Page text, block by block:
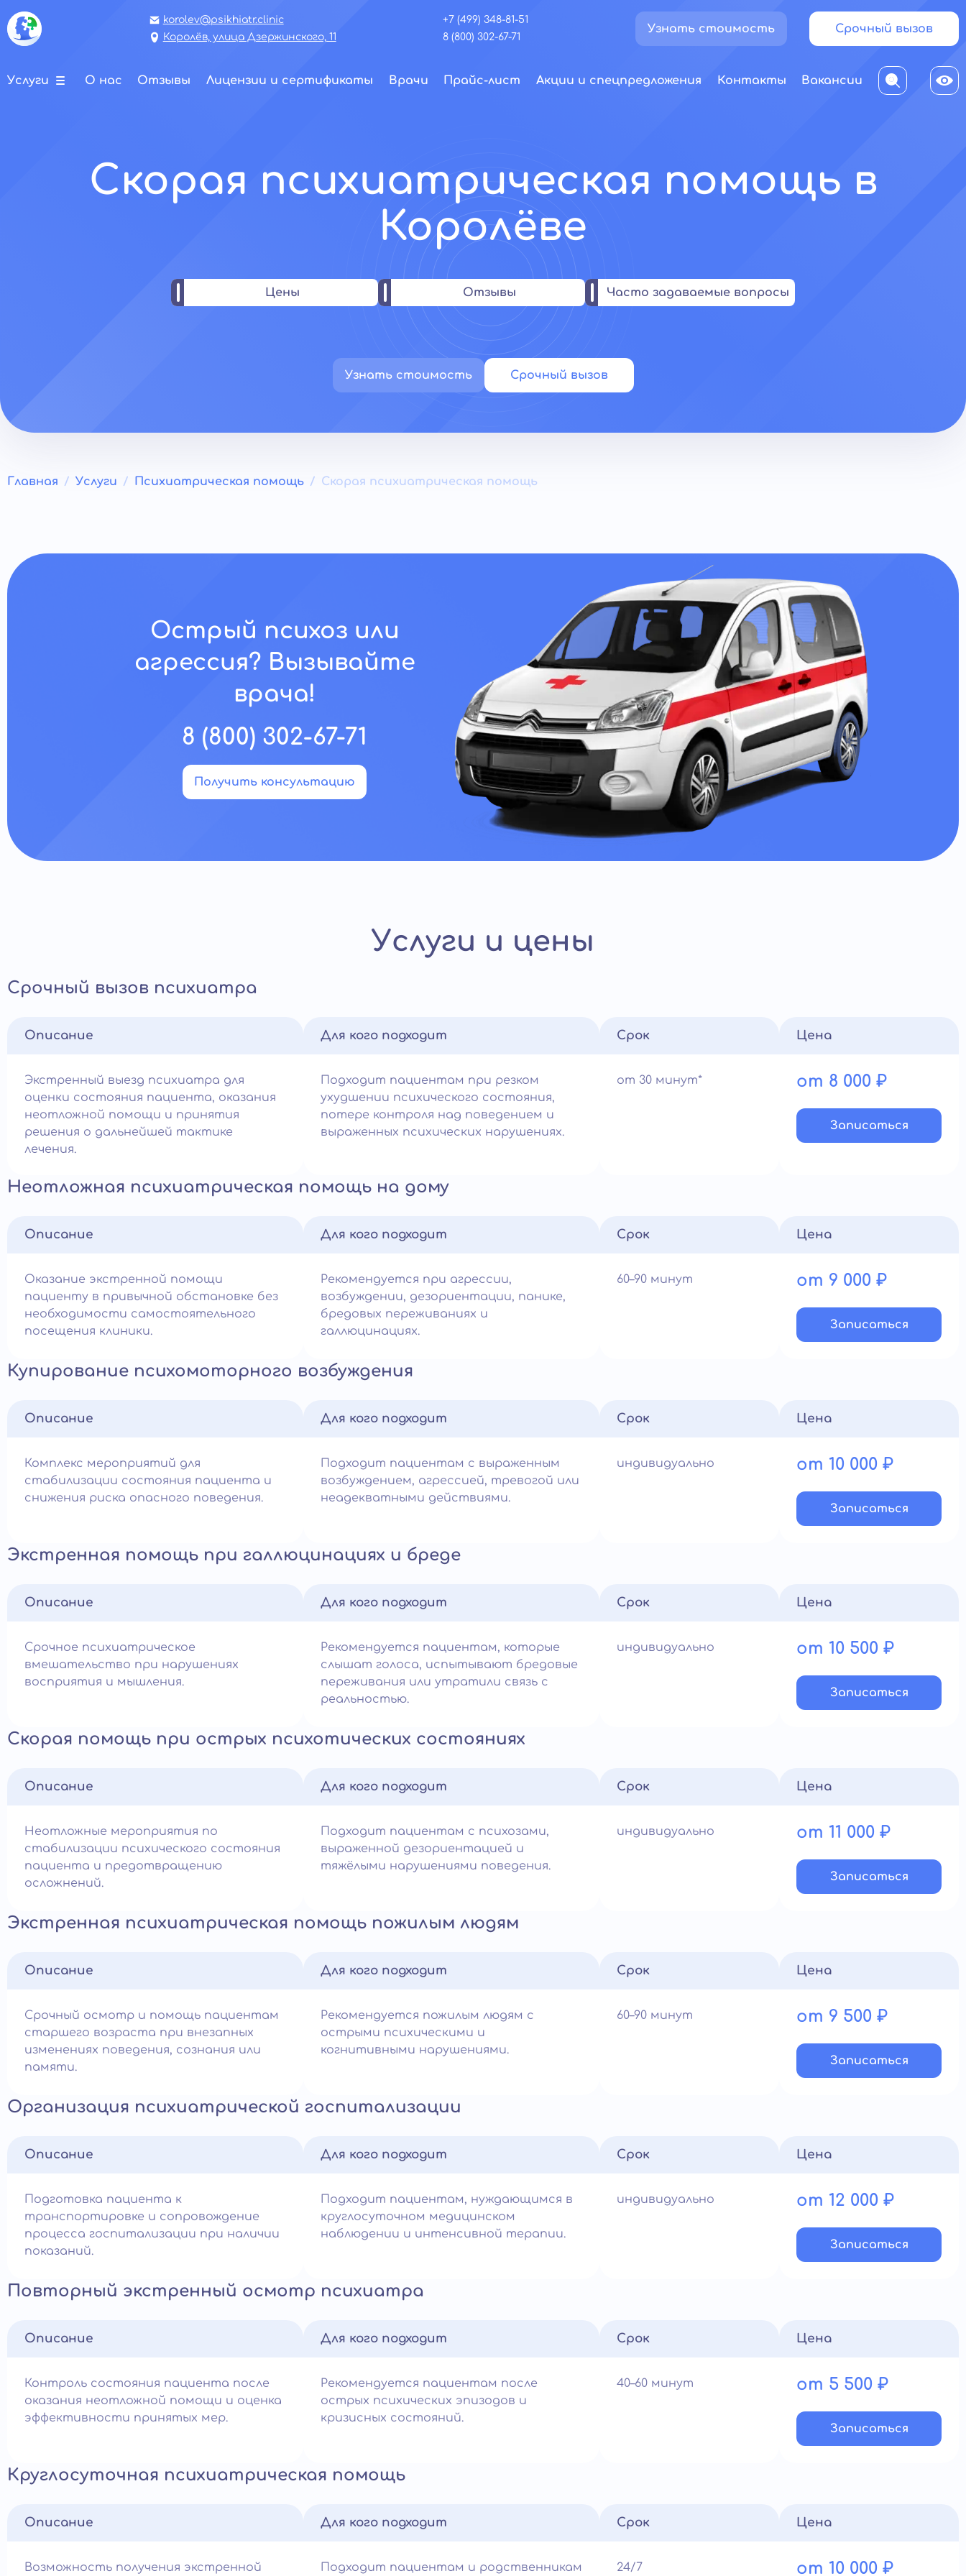
korolev@psikhiatr.clinic
Королёв, улица Дзержинского, 11
+7 (499) 348-81-51
8 (800) 302-67-71
Узнать стоимость Срочный вызов
Услуги О нас Отзывы Лицензии и сертификаты Врачи Прайс-лист Акции и спецпредложения Контакты Вакансии
Скорая психиатрическая помощь в
Королёве
Цены Отзывы Часто задаваемые вопросы
Узнать стоимость Срочный вызов
Главная Услуги Психиатрическая помощь Скорая психиатрическая помощь
Острый психоз или
агрессия? Вызывайте
врача!
8 (800) 302-67-71
Получить консультацию
Услуги и цены
Срочный вызов психиатра
Описание
Экстренный выезд психиатра для
оценки состояния пациента, оказания
неотложной помощи и принятия
решения о дальнейшей тактике
лечения.
Для кого подходит
Подходит пациентам при резком
ухудшении психического состояния,
потере контроля над поведением и
выраженных психических нарушениях.
Срок
от 30 минут*
Цена
от 8 000 ₽
Записатьcя
Неотложная психиатрическая помощь на дому
Описание
Оказание экстренной помощи
пациенту в привычной обстановке без
необходимости самостоятельного
посещения клиники.
Для кого подходит
Рекомендуется при агрессии,
возбуждении, дезориентации, панике,
бредовых переживаниях и
галлюцинациях.
Срок
60–90 минут
Цена
от 9 000 ₽
Записатьcя
Купирование психомоторного возбуждения
Описание
Комплекс мероприятий для
стабилизации состояния пациента и
снижения риска опасного поведения.
Для кого подходит
Подходит пациентам с выраженным
возбуждением, агрессией, тревогой или
неадекватными действиями.
Срок
индивидуально
Цена
от 10 000 ₽
Записатьcя
Экстренная помощь при галлюцинациях и бреде
Описание
Срочное психиатрическое
вмешательство при нарушениях
восприятия и мышления.
Для кого подходит
Рекомендуется пациентам, которые
слышат голоса, испытывают бредовые
переживания или утратили связь с
реальностью.
Срок
индивидуально
Цена
от 10 500 ₽
Записатьcя
Скорая помощь при острых психотических состояниях
Описание
Неотложные мероприятия по
стабилизации психического состояния
пациента и предотвращению
осложнений.
Для кого подходит
Подходит пациентам с психозами,
выраженной дезориентацией и
тяжёлыми нарушениями поведения.
Срок
индивидуально
Цена
от 11 000 ₽
Записатьcя
Экстренная психиатрическая помощь пожилым людям
Описание
Срочный осмотр и помощь пациентам
старшего возраста при внезапных
изменениях поведения, сознания или
памяти.
Для кого подходит
Рекомендуется пожилым людям с
острыми психическими и
когнитивными нарушениями.
Срок
60–90 минут
Цена
от 9 500 ₽
Записатьcя
Организация психиатрической госпитализации
Описание
Подготовка пациента к
транспортировке и сопровождение
процесса госпитализации при наличии
показаний.
Для кого подходит
Подходит пациентам, нуждающимся в
круглосуточном медицинском
наблюдении и интенсивной терапии.
Срок
индивидуально
Цена
от 12 000 ₽
Записатьcя
Повторный экстренный осмотр психиатра
Описание
Контроль состояния пациента после
оказания неотложной помощи и оценка
эффективности принятых мер.
Для кого подходит
Рекомендуется пациентам после
острых психических эпизодов и
кризисных состояний.
Срок
40–60 минут
Цена
от 5 500 ₽
Записатьcя
Круглосуточная психиатрическая помощь
Описание
Возможность получения экстренной
Для кого подходит
Подходит пациентам и родственникам
Срок
24/7
Цена
от 10 000 ₽